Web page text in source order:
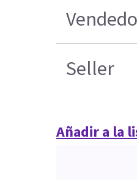
Seller
Añadir a la